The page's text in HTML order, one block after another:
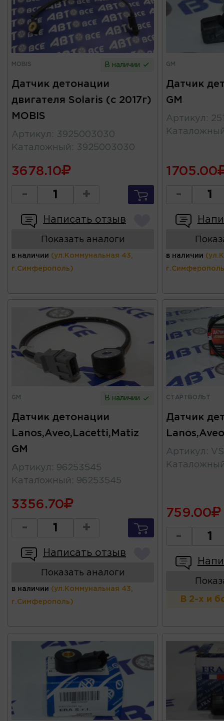
MOBIS В наличии
Датчик детонации
двигателя Solaris (с 2017г)
MOBIS
Артикул : 3925003030
Каталожный : 3925003030
3678.10
- +
Написать отзыв
Показать аналоги
в наличии (ул.Коммунальная 43,
г.Симферополь)
GM
Датчик
GM
Артикул :
1705.00
-
в наличии
GM В наличии
Датчик детонации
Lanos,Aveo,Lacetti,Matiz
GM
Артикул : 96253545
Каталожный : 96253545
3356.70
- +
Написать отзыв
Показать аналоги
в наличии (ул.Коммунальная 43,
г.Симферополь)
СТАРТВОЛЬТ
Датчик
Артикул :
759.00
-
В 2-х и